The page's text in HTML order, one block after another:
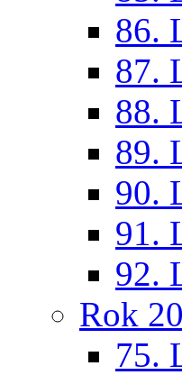
86.
87.
88.
89.
90.
91.
92.
Rok
75.